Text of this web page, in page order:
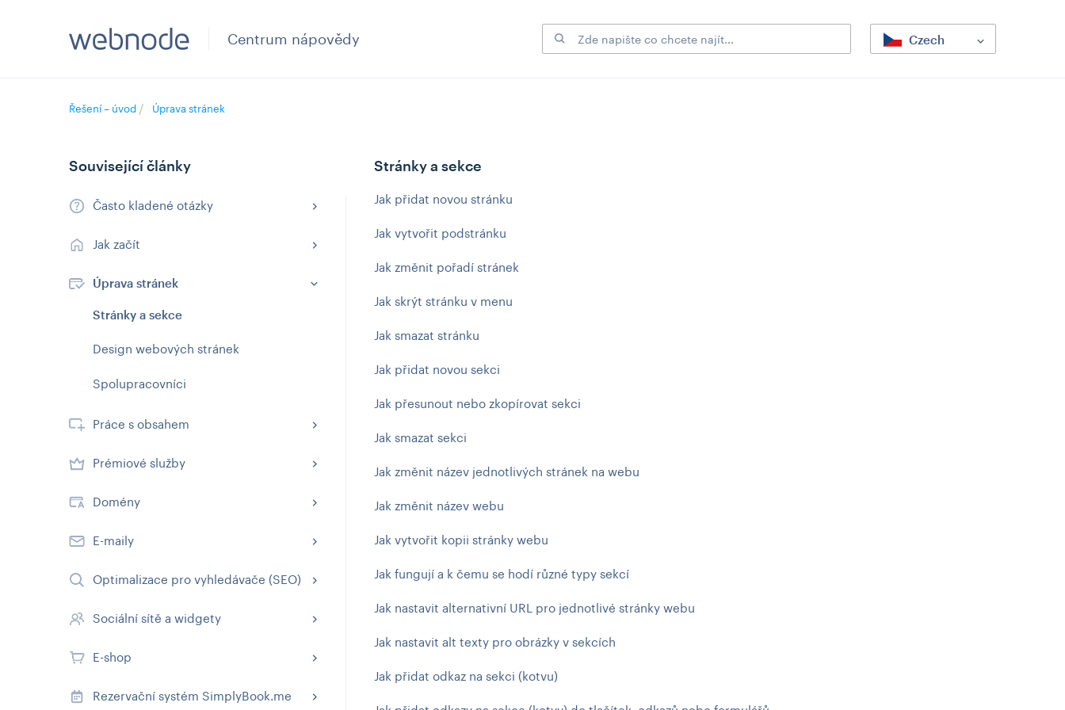
Centrum nápovědy Czech
Řešení – úvod Úprava stránek
Stránky a sekce
Jak přidat novou stránku
Jak vytvořit podstránku
Jak změnit pořadí stránek
Jak skrýt stránku v menu
Jak smazat stránku
Jak přidat novou sekci
Jak přesunout nebo zkopírovat sekci
Jak smazat sekci
Jak změnit název jednotlivých stránek na webu
Jak změnit název webu
Jak vytvořit kopii stránky webu
Jak fungují a k čemu se hodí různé typy sekcí
Jak nastavit alternativní URL pro jednotlivé stránky webu
Jak nastavit alt texty pro obrázky v sekcích
Jak přidat odkaz na sekci (kotvu)
Související články
Často kladené otázky
Jak začít
Úprava stránek
Stránky a sekce
Design webových stránek
Spolupracovníci
Práce s obsahem
Prémiové služby
Domény
E-maily
Optimalizace pro vyhledávače (SEO)
Sociální sítě a widgety
E-shop
Rezervační systém SimplyBook.me